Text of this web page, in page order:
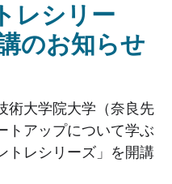
レシリー
のお知らせ
術大学院大学（奈良先
トアップについて学ぶ
トレシリーズ」を開講